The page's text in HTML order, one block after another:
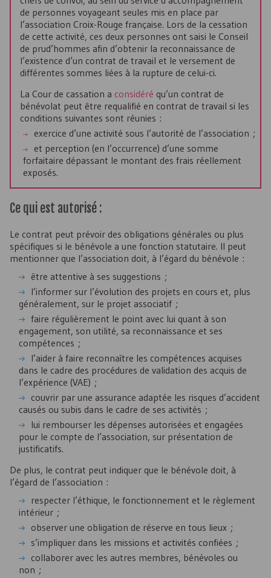
de personnes voyageant seules mis en place par
l’association Croix-Rouge française. Lors de la cessation
de cette activité, ces deux personnes ont saisi le Conseil
de prud’hommes afin d’obtenir la reconnaissance de
l’existence d’un contrat de travail et le versement de
différentes sommes liées à la rupture de celui-ci.
La Cour de cassation a considéré qu’un contrat de
bénévolat peut être requalifié en contrat de travail si les
conditions suivantes sont réunies :
exercice d’une activité sous l’autorité de l’association ;
et perception (en l’occurrence) d’une somme
forfaitaire dépassant le montant des frais réellement
exposés.
Ce qui est autorisé :
Le contrat peut prévoir des obligations générales ou plus
spécifiques si le bénévole a une fonction statutaire. Il peut
mentionner que l’association doit, à l’égard du bénévole :
être attentive à ses suggestions ;
l’informer sur l’évolution des projets en cours et, plus
généralement, sur le projet associatif ;
faire régulièrement le point avec lui quant à son
engagement, son utilité, sa reconnaissance et ses
compétences ;
l’aider à faire reconnaître les compétences acquises
dans le cadre des procédures de validation des acquis de
l’expérience (VAE) ;
couvrir par une assurance adaptée les risques d’accident
causés ou subis dans le cadre de ses activités ;
lui rembourser les dépenses autorisées et engagées
pour le compte de l’association, sur présentation de
justificatifs.
De plus, le contrat peut indiquer que le bénévole doit, à
l’égard de l’association :
respecter l’éthique, le fonctionnement et le règlement
intérieur ;
observer une obligation de réserve en tous lieux ;
s’impliquer dans les missions et activités confiées ;
collaborer avec les autres membres, bénévoles ou
non ;